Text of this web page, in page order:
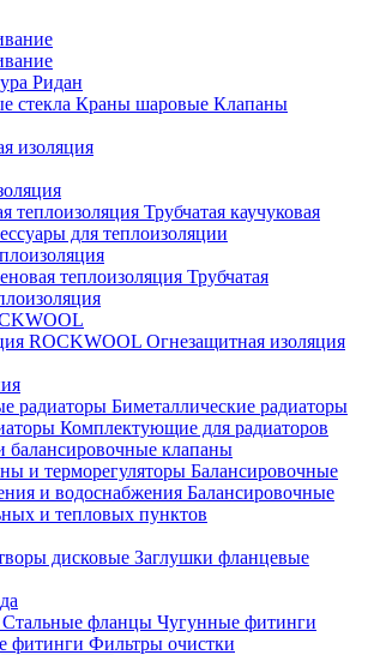
Ридан
стекла Краны шаровые Клапаны
изоляция
теплоизоляция Трубчатая каучуковая
для теплоизоляции
теплоизоляция Трубчатая
ROCKWOOL Огнезащитная изоляция
радиаторы Биметаллические радиаторы
Комплектующие для радиаторов
балансировочные клапаны
и терморегуляторы Балансировочные
и водоснабжения Балансировочные
и тепловых пунктов
дисковые Заглушки фланцевые
Стальные фланцы Чугунные фитинги
фитинги Фильтры очистки